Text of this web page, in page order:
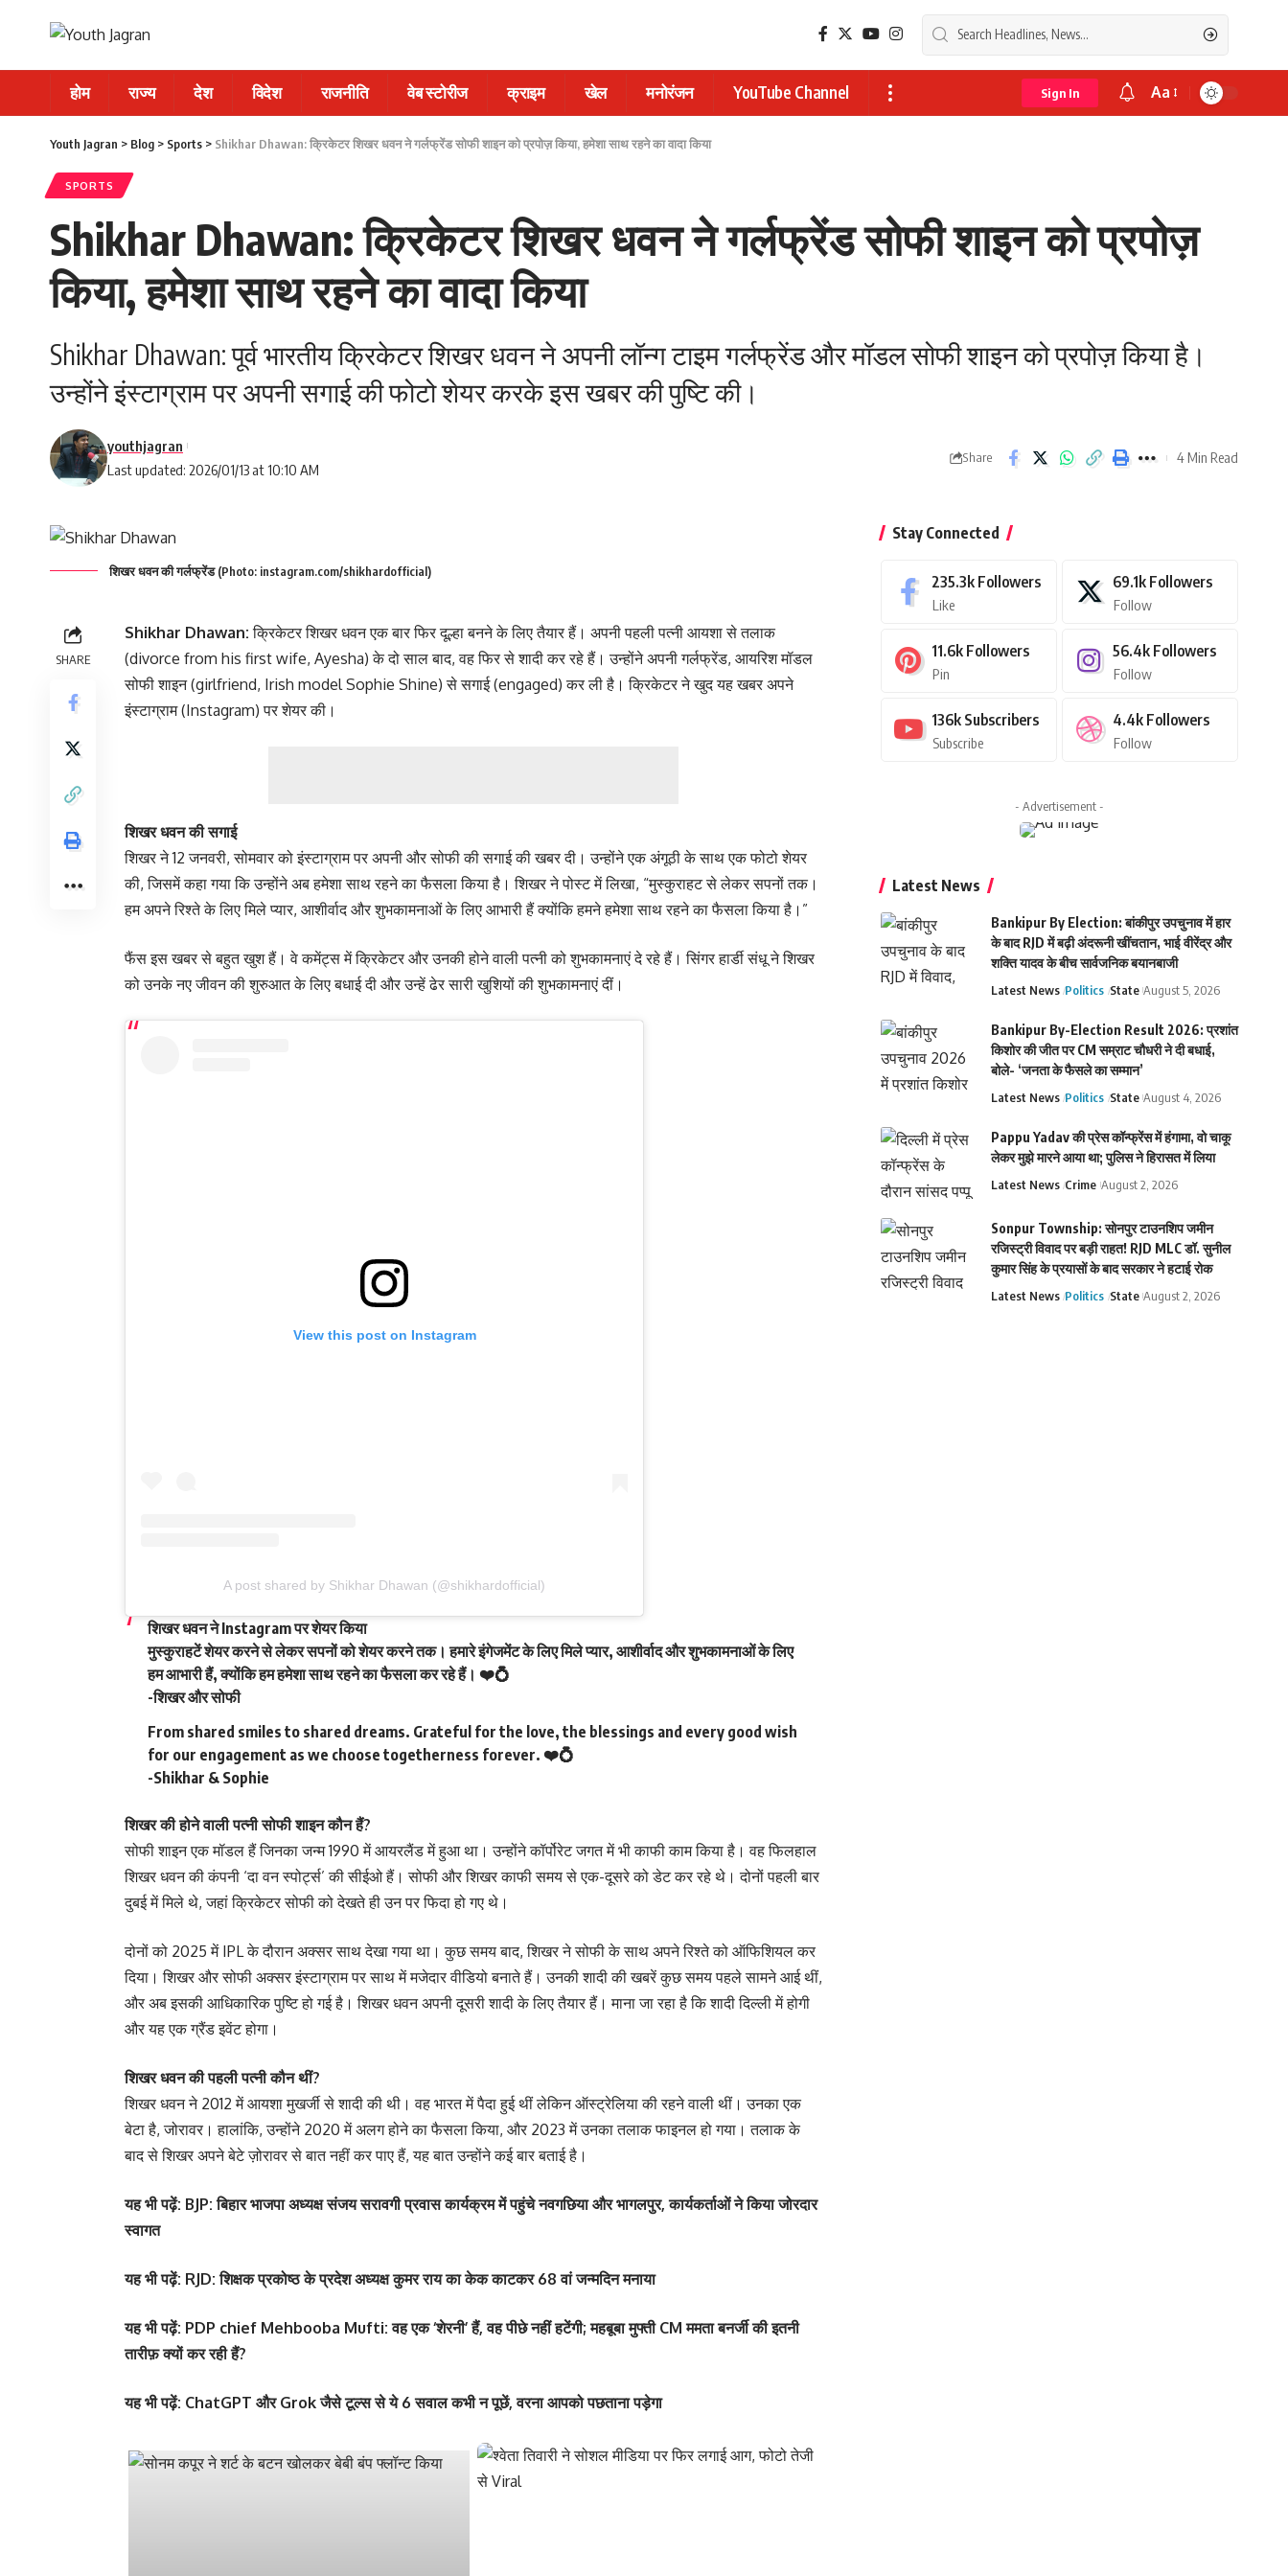
होम राज्य देश विदेश राजनीति वेब स्टोरीज क्राइम खेल मनोरंजन YouTube Channel Sign In
Font
Aa
Youth Jagran > Blog > Sports > Shikhar Dhawan: क्रिकेटर शिखर धवन ने गर्लफ्रेंड सोफी शाइन को प्रपोज़ किया, हमेशा साथ रहने का वादा किया
SPORTS
Shikhar Dhawan: क्रिकेटर शिखर धवन ने गर्लफ्रेंड सोफी शाइन को प्रपोज़
किया, हमेशा साथ रहने का वादा किया
Shikhar Dhawan: पूर्व भारतीय क्रिकेटर शिखर धवन ने अपनी लॉन्ग टाइम गर्लफ्रेंड और मॉडल सोफी शाइन को प्रपोज़ किया है।
उन्होंने इंस्टाग्राम पर अपनी सगाई की फोटो शेयर करके इस खबर की पुष्टि की।
Last updated: 2026/01/13 at 10:10 AM
youthjagran
Share 4 Min Read
शिखर धवन की गर्लफ्रेंड (Photo: instagram.com/shikhardofficial)
SHARE
Shikhar Dhawan:क्रिकेटर शिखर धवन एक बार फिर दूल्हा बनने के लिए तैयार हैं। अपनी पहली पत्नी आयशा से तलाक
(divorce from his first wife, Ayesha) के दो साल बाद, वह फिर से शादी कर रहे हैं। उन्होंने अपनी गर्लफ्रेंड, आयरिश मॉडल
सोफी शाइन (girlfriend, Irish model Sophie Shine) से सगाई (engaged) कर ली है। क्रिकेटर ने खुद यह खबर अपने
इंस्टाग्राम (Instagram) पर शेयर की।
शिखर धवन की सगाई
शिखर ने 12 जनवरी, सोमवार को इंस्टाग्राम पर अपनी और सोफी की सगाई की खबर दी। उन्होंने एक अंगूठी के साथ एक फोटो शेयर
की, जिसमें कहा गया कि उन्होंने अब हमेशा साथ रहने का फैसला किया है। शिखर ने पोस्ट में लिखा, “मुस्कुराहट से लेकर सपनों तक।
हम अपने रिश्ते के लिए मिले प्यार, आशीर्वाद और शुभकामनाओं के लिए आभारी हैं क्योंकि हमने हमेशा साथ रहने का फैसला किया है।”
फैंस इस खबर से बहुत खुश हैं। वे कमेंट्स में क्रिकेटर और उनकी होने वाली पत्नी को शुभकामनाएं दे रहे हैं। सिंगर हार्डी संधू ने शिखर
को उनके नए जीवन की शुरुआत के लिए बधाई दी और उन्हें ढेर सारी खुशियों की शुभकामनाएं दीं।
View this post on Instagram
A post shared by Shikhar Dhawan (@shikhardofficial)
शिखर धवन ने Instagram पर शेयर किया
मुस्कुराहटें शेयर करने से लेकर सपनों को शेयर करने तक। हमारे इंगेजमेंट के लिए मिले प्यार, आशीर्वाद और शुभकामनाओं के लिए
हम आभारी हैं, क्योंकि हम हमेशा साथ रहने का फैसला कर रहे हैं। ❤️💍
-शिखर और सोफी
From shared smiles to shared dreams. Grateful for the love, the blessings and every good wish
for our engagement as we choose togetherness forever. ❤️💍
-Shikhar & Sophie
शिखर की होने वाली पत्नी सोफी शाइन कौन हैं?
सोफी शाइन एक मॉडल हैं जिनका जन्म 1990 में आयरलैंड में हुआ था। उन्होंने कॉर्पोरेट जगत में भी काफी काम किया है। वह फिलहाल
शिखर धवन की कंपनी ‘दा वन स्पोर्ट्स’ की सीईओ हैं। सोफी और शिखर काफी समय से एक-दूसरे को डेट कर रहे थे। दोनों पहली बार
दुबई में मिले थे, जहां क्रिकेटर सोफी को देखते ही उन पर फिदा हो गए थे।
दोनों को 2025 में IPL के दौरान अक्सर साथ देखा गया था। कुछ समय बाद, शिखर ने सोफी के साथ अपने रिश्ते को ऑफिशियल कर
दिया। शिखर और सोफी अक्सर इंस्टाग्राम पर साथ में मजेदार वीडियो बनाते हैं। उनकी शादी की खबरें कुछ समय पहले सामने आई थीं,
और अब इसकी आधिकारिक पुष्टि हो गई है। शिखर धवन अपनी दूसरी शादी के लिए तैयार हैं। माना जा रहा है कि शादी दिल्ली में होगी
और यह एक ग्रैंड इवेंट होगा।
शिखर धवन की पहली पत्नी कौन थीं?
शिखर धवन ने 2012 में आयशा मुखर्जी से शादी की थी। वह भारत में पैदा हुई थीं लेकिन ऑस्ट्रेलिया की रहने वाली थीं। उनका एक
बेटा है, जोरावर। हालांकि, उन्होंने 2020 में अलग होने का फैसला किया, और 2023 में उनका तलाक फाइनल हो गया। तलाक के
बाद से शिखर अपने बेटे ज़ोरावर से बात नहीं कर पाए हैं, यह बात उन्होंने कई बार बताई है।
यह भी पढ़ें: BJP: बिहार भाजपा अध्यक्ष संजय सरावगी प्रवास कार्यक्रम में पहुंचे नवगछिया और भागलपुर, कार्यकर्ताओं ने किया जोरदार
स्वागत
यह भी पढ़ें: RJD: शिक्षक प्रकोष्ठ के प्रदेश अध्यक्ष कुमर राय का केक काटकर 68 वां जन्मदिन मनाया
यह भी पढ़ें: PDP chief Mehbooba Mufti: वह एक ‘शेरनी’ हैं, वह पीछे नहीं हटेंगी; महबूबा मुफ्ती CM ममता बनर्जी की इतनी
तारीफ़ क्यों कर रही हैं?
यह भी पढ़ें: ChatGPT और Grok जैसे टूल्स से ये 6 सवाल कभी न पूछें, वरना आपको पछताना पड़ेगा
Stay Connected
235.3k Followers
Like
69.1k Followers
Follow
11.6k Followers
Pin
56.4k Followers
Follow
136k Subscribers
Subscribe
4.4k Followers
Follow
- Advertisement -
Latest News
Bankipur By Election: बांकीपुर उपचुनाव में हार
के बाद RJD में बढ़ी अंदरूनी खींचतान, भाई वीरेंद्र और
शक्ति यादव के बीच सार्वजनिक बयानबाजी
Latest News Politics State August 5, 2026
Bankipur By-Election Result 2026: प्रशांत
किशोर की जीत पर CM सम्राट चौधरी ने दी बधाई,
बोले- ‘जनता के फैसले का सम्मान’
Latest News Politics State August 4, 2026
Pappu Yadav की प्रेस कॉन्फ्रेंस में हंगामा, वो चाकू
लेकर मुझे मारने आया था; पुलिस ने हिरासत में लिया
Latest News Crime August 2, 2026
Sonpur Township: सोनपुर टाउनशिप जमीन
रजिस्ट्री विवाद पर बड़ी राहत! RJD MLC डॉ. सुनील
कुमार सिंह के प्रयासों के बाद सरकार ने हटाई रोक
Latest News Politics State August 2, 2026